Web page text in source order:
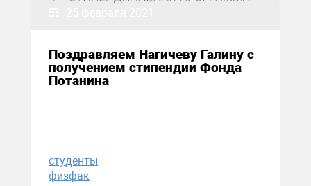
Поздравляем Нагичеву Галину с
получением стипендии Фонда
Потанина
студенты
физфак